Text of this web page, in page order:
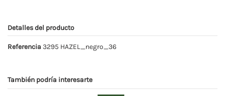
Detalles del producto
Referencia 3295 HAZEL_negro_36
También podría interesarte